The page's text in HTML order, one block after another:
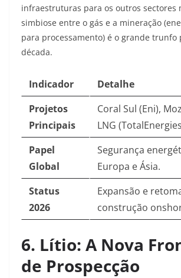
infraestruturas para os outros sectores
simbiose entre o gás e a mineração
para processamento) é o grande trunfo
década.
Indicador
Detalhe
Projetos
Principais
Coral Sul (Eni),
LNG
Papel
Global
Segurança
Europa e Ásia.
Status
2026
Expansão e
construção
6. Lítio: A Nova
de Prospecção